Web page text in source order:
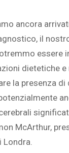
ancora
il
essere
dietetiche e
la presenza di
McArthur,
Londra.